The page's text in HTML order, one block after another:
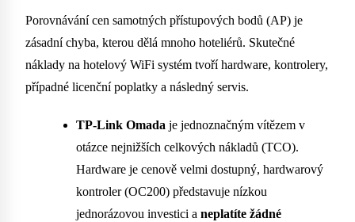
Porovnávání cen samotných přístupových bodů (AP) je
zásadní chyba, kterou dělá mnoho hoteliérů. Skutečné
náklady na hotelový WiFi systém tvoří hardware, kontrolery,
případné licenční poplatky a následný servis.
TP-Link Omada je jednoznačným vítězem v
otázce nejnižších celkových nákladů (TCO).
Hardware je cenově velmi dostupný, hardwarový
kontroler (OC200) představuje nízkou
jednorázovou investici a neplatíte žádné